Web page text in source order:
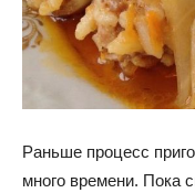
Раньше процесс
много времени. Пока